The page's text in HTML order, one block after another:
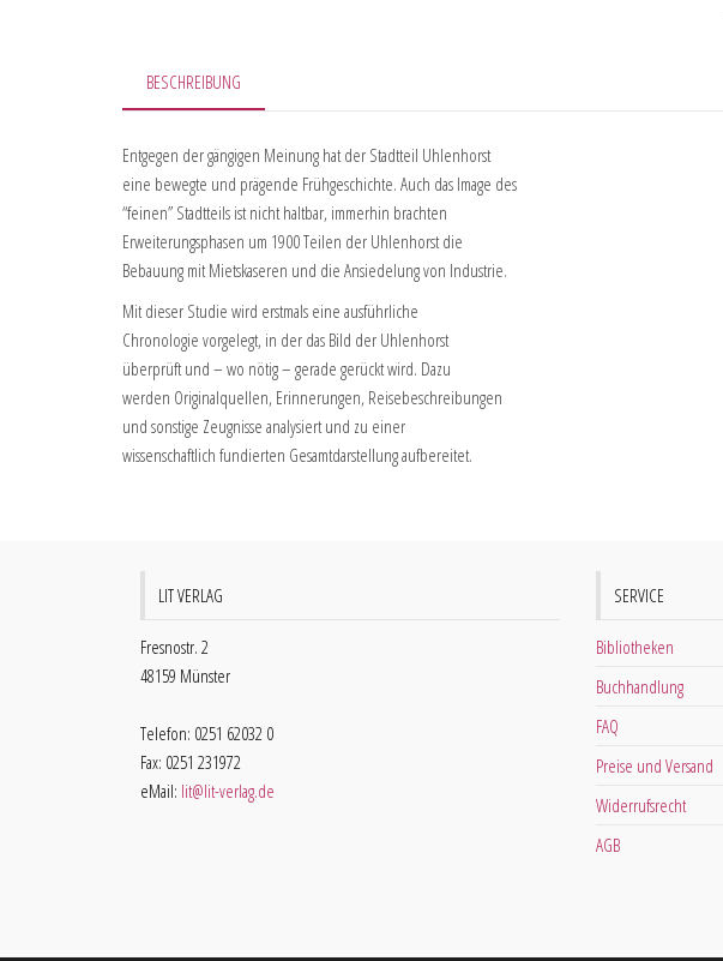
BESCHREIBUNG
Entgegen der gängigen Meinung hat der Stadtteil Uhlenhorst
eine bewegte und prägende Frühgeschichte. Auch das Image des
“feinen” Stadtteils ist nicht haltbar, immerhin brachten
Erweiterungsphasen um 1900 Teilen der Uhlenhorst die
Bebauung mit Mietskaseren und die Ansiedelung von Industrie.
Mit dieser Studie wird erstmals eine ausführliche
Chronologie vorgelegt, in der das Bild der Uhlenhorst
überprüft und – wo nötig – gerade gerückt wird. Dazu
werden Originalquellen, Erinnerungen, Reisebeschreibungen
und sonstige Zeugnisse analysiert und zu einer
wissenschaftlich fundierten Gesamtdarstellung aufbereitet.
LIT VERLAG
Fresnostr. 2
48159 Münster
Telefon: 0251 62032 0
Fax: 0251 231972
eMail: lit@lit-verlag.de
SERVICE
Bibliotheken
Buchhandlung
FAQ
Preise und Versand
Widerrufsrecht
AGB